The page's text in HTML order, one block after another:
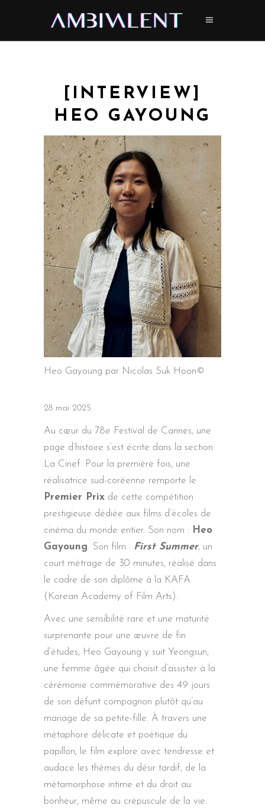
[INTERVIEW]
HEO GAYOUNG
Heo Gayoung par Nicolas Suk Hoon©
28 mai 2025
Au cœur du 78e Festival de Cannes, une
page d’histoire s’est écrite dans la section
La Cinef. Pour la première fois, une
réalisatrice sud-coréenne remporte le
Premier Prix de cette compétition
prestigieuse dédiée aux films d’écoles de
cinéma du monde entier. Son nom : Heo
Gayoung. Son film : First Summer, un
court métrage de 30 minutes, réalisé dans
le cadre de son diplôme à la KAFA
(Korean Academy of Film Arts).
Avec une sensibilité rare et une maturité
surprenante pour une œuvre de fin
d’études, Heo Gayoung y suit Yeongsun,
une femme âgée qui choisit d’assister à la
cérémonie commémorative des 49 jours
de son défunt compagnon plutôt qu’au
mariage de sa petite-fille. À travers une
métaphore délicate et poétique du
papillon, le film explore avec tendresse et
audace les thèmes du désir tardif, de la
métamorphose intime et du droit au
bonheur, même au crépuscule de la vie.